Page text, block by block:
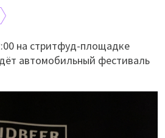
на стритфуд-площадке
автомобильный фестиваль